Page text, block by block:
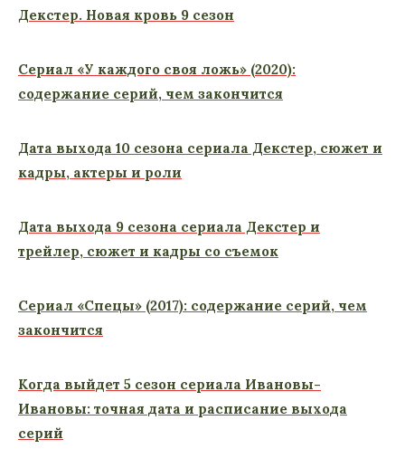
Декстер. Новая кровь 9 сезон
Сериал «У каждого своя ложь» (2020):
содержание серий, чем закончится
Дата выхода 10 сезона сериала Декстер, сюжет и
кадры, актеры и роли
Дата выхода 9 сезона сериала Декстер и
трейлер, сюжет и кадры со съемок
Сериал «Спецы» (2017): содержание серий, чем
закончится
Когда выйдет 5 сезон сериала Ивановы-
Ивановы: точная дата и расписание выхода
серий